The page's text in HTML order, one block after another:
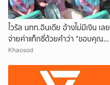
ไวรัล นทท.อินเดีย อ้างไม่มีเงิน เลย
จ่ายค่าแท็กซี่ด้วยคำว่า "ขอบคุณ"
คนขับอึ้ง แห่วิจารณ์
Khaosod